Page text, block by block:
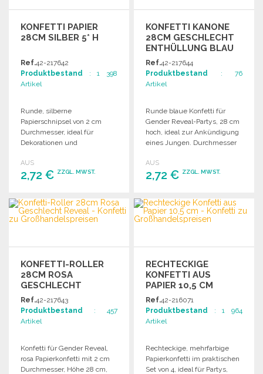
KONFETTI PAPIER
28CM SILBER 5* H
Ref.42-217642
Produktbestand : 1 398
Artikel
Runde, silberne
Papierschnipsel von 2 cm
Durchmesser, ideal für
Dekorationen und
AUS
2,72 € ZZGL. MWST.
BESTELLEN
Angebot anfordern
KONFETTI KANONE
28CM GESCHLECHT
ENTHÜLLUNG BLAU
Ref.42-217644
Produktbestand : 76
Artikel
Runde blaue Konfetti für
Gender Reveal-Partys, 28 cm
hoch, ideal zur Ankündigung
eines Jungen. Durchmesser
AUS
2,72 € ZZGL. MWST.
BESTELLEN
Angebot anfordern
KONFETTI-ROLLER
28CM ROSA
GESCHLECHT
REVEAL
Ref.42-217643
Produktbestand : 457
Artikel
Konfetti für Gender Reveal,
rosa Papierkonfetti mit 2 cm
Durchmesser, Höhe 28 cm,
RECHTECKIGE
KONFETTI AUS
PAPIER 10,5 CM
Ref.42-216071
Produktbestand : 1 964
Artikel
Rechteckige, mehrfarbige
Papierkonfetti im praktischen
Set von 4, ideal für Partys,